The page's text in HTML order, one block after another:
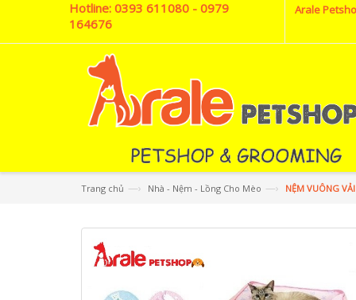
Hotline: 0393 611080 - 0979
164676
Arale
Trang chủ —› Nhà - Nệm - Lồng Cho Mèo —› NỆM VUÔNG